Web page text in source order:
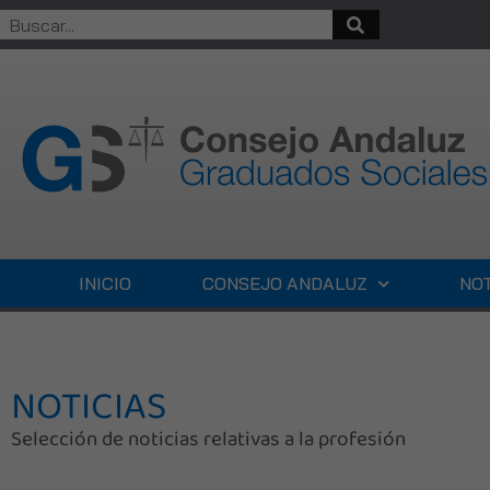
INICIO CONSEJO ANDALUZ
NOTICIAS
Selección de noticias relativas a la profesión